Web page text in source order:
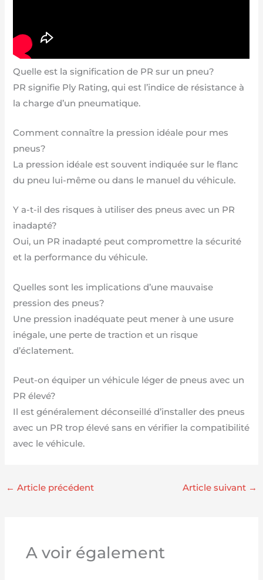
Quelle est la signification de PR sur un pneu?
PR signifie Ply Rating, qui est l’indice de résistance à
la charge d’un pneumatique.
Comment connaître la pression idéale pour mes
pneus?
La pression idéale est souvent indiquée sur le flanc
du pneu lui-même ou dans le manuel du véhicule.
Y a-t-il des risques à utiliser des pneus avec un PR
inadapté?
Oui, un PR inadapté peut compromettre la sécurité
et la performance du véhicule.
Quelles sont les implications d’une mauvaise
pression des pneus?
Une pression inadéquate peut mener à une usure
inégale, une perte de traction et un risque
d’éclatement.
Peut-on équiper un véhicule léger de pneus avec un
PR élevé?
Il est généralement déconseillé d’installer des pneus
avec un PR trop élevé sans en vérifier la compatibilité
avec le véhicule.
← Article précédent Article suivant →
A voir également